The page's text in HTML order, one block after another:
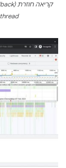
thread הראשי, שיגרמו לעיכוב האינטראקציות.